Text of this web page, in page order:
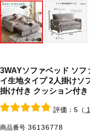
3WAYソファベッド ソフ
イ生地タイプ 2人掛けソ
掛け付き クッション付き
評価：5（
商品番号 36136778